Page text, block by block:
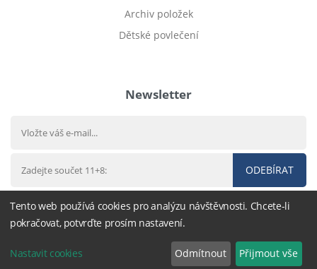
Archiv položek
Dětské povlečení
Newsletter
ODEBÍRAT
© 2016 - 2026 DárekHned.cz nastavení cookies
Tento web používá cookies pro analýzu návštěvnosti. Chcete-li
pokračovat, potvrďte prosím nastavení.
Nastavit cookies Odmítnout Přijmout vše